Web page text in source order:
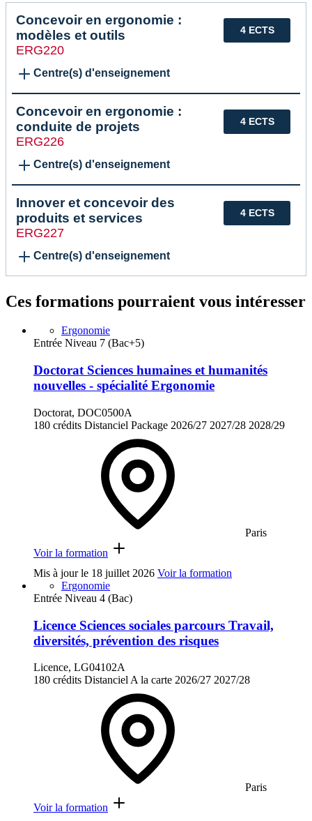
4 ECTS
Concevoir en ergonomie :
modèles et outils
ERG220
Centre(s) d'enseignement
4 ECTS
Concevoir en ergonomie :
conduite de projets
ERG226
Centre(s) d'enseignement
4 ECTS
Innover et concevoir des
produits et services
ERG227
Centre(s) d'enseignement
Ces formations pourraient vous intéresser
Ergonomie
Entrée Niveau 7 (Bac+5)
Doctorat Sciences humaines et humanités
nouvelles - spécialité Ergonomie
Doctorat, DOC0500A
180 crédits Distanciel Package 2026/27 2027/28 2028/29
Paris
Voir la formation
Mis à jour le 18 juillet 2026 Voir la formation
Ergonomie
Entrée Niveau 4 (Bac)
Licence Sciences sociales parcours Travail,
diversités, prévention des risques
Licence, LG04102A
180 crédits Distanciel A la carte 2026/27 2027/28
Paris
Voir la formation